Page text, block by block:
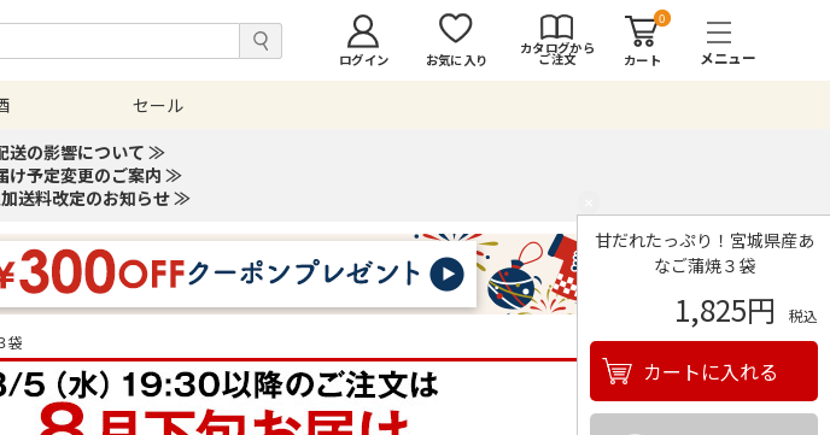
ログイン お気に入り
カタログから
ご注文
0
カート
セール
送の影響について ≫
け予定変更のご案内 ≫
送料改定のお知らせ ≫
袋
甘だれたっぷり！宮城県産あ
なご蒲焼３袋
1,825円 税込
カートに入れる